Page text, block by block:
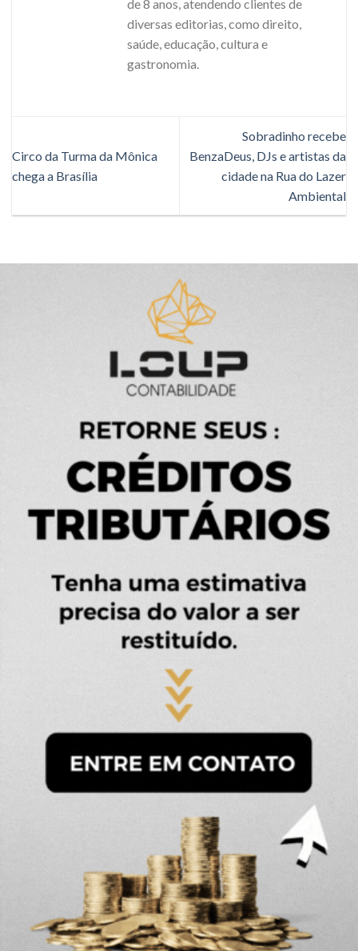
de 8 anos, atendendo clientes de
diversas editorias, como direito,
saúde, educação, cultura e
gastronomia.
Circo da Turma da Mônica
chega a Brasília
Sobradinho recebe
BenzaDeus, DJs e artistas da
cidade na Rua do Lazer
Ambiental